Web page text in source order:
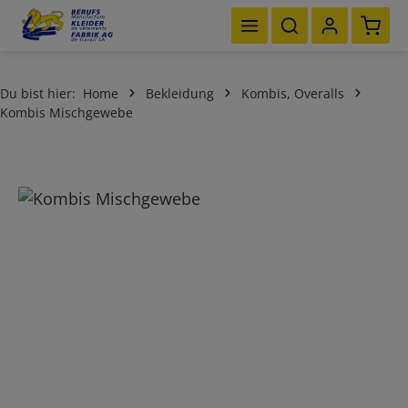
Zum Hauptinhalt springen
Du bist hier: Home Bekleidung
Kombis, Overalls
Kombis Mischgewebe
Bildergalerie überspringen